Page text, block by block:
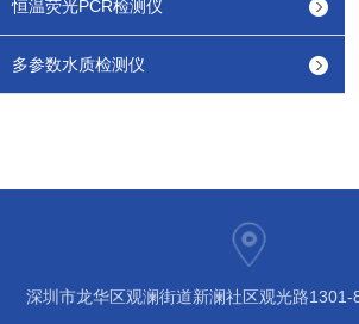
恒温荧光PCR检测仪
多参数水质检测仪
深圳市龙华区观澜街道新澜社区观光路1301-